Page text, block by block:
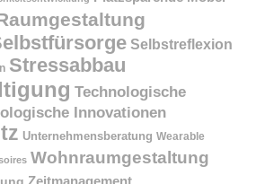
Selbstreflexion
Stressabbau
Technologische
Innovationen
Unternehmensberatung Wearable
Wohnraumgestaltung
Zeitmanagement